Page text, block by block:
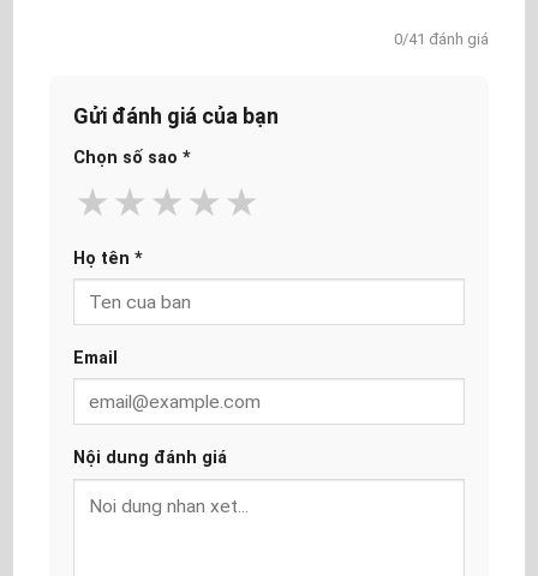
0/41 đánh giá
Gửi đánh giá của bạn
Chọn số sao *
★
★
★
★
★
Họ tên *
Email
Nội dung đánh giá